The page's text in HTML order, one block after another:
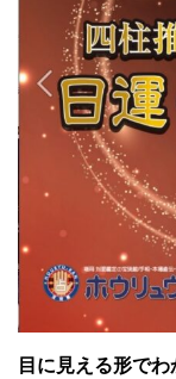
目に見える形で